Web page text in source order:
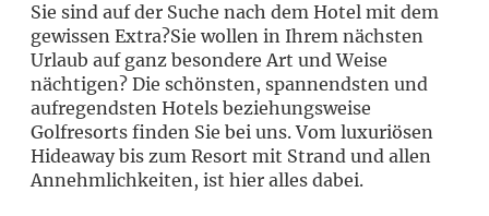
Sie sind auf der Suche nach dem Hotel mit dem
gewissen Extra?Sie wollen in Ihrem nächsten
Urlaub auf ganz besondere Art und Weise
nächtigen? Die schönsten, spannendsten und
aufregendsten Hotels beziehungsweise
Golfresorts finden Sie bei uns. Vom luxuriösen
Hideaway bis zum Resort mit Strand und allen
Annehmlichkeiten, ist hier alles dabei.